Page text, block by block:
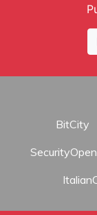
BitCity